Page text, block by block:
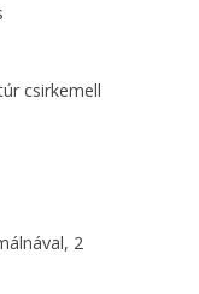
csirkemell
2